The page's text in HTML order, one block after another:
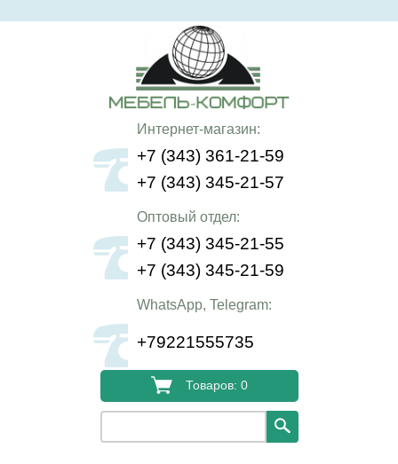
Интернет-магазин:
+7 (343) 361-21-59
+7 (343) 345-21-57
Оптовый отдел:
+7 (343) 345-21-55
+7 (343) 345-21-59
WhatsApp, Telegram:
+79221555735
Товаров: 0